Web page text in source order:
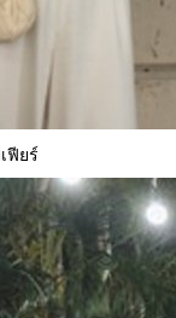
ฟียร์